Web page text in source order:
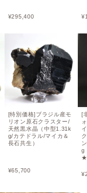
¥295,400
[特別価格]ブラジル産モ
リオン原石クラスター/
天然黒水晶（中型1.31k
g/カテドラル/マイカ＆
長石共生）
¥65,700
¥
[
g
★
¥